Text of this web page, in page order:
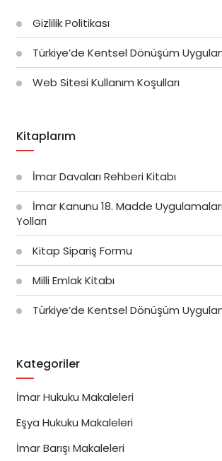
Gizlilik Politikası
Türkiye’de Kentsel Dönüşüm
Web Sitesi Kullanım Koşulları
Kitaplarım
İmar Davaları Rehberi Kitabı
İmar Kanunu 18. Madde
Yolları
Kitap Sipariş Formu
Milli Emlak Kitabı
Türkiye’de Kentsel Dönüşüm
Kategoriler
İmar Hukuku Makaleleri
Eşya Hukuku Makaleleri
İmar Barışı Makaleleri